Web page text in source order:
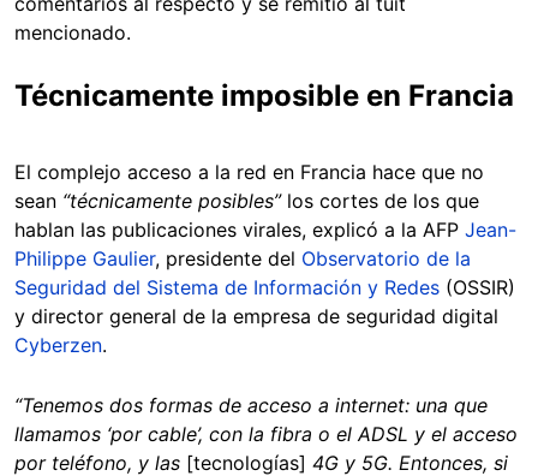
mencionado.
Técnicamente imposible en Francia
El complejo acceso a la red en Francia hace que no
sean “técnicamente posibles”los cortes de los que
hablan las publicaciones virales, explicó a la AFP Jean-
Philippe Gaulier, presidente del Observatorio de la
Seguridad del Sistema de Información y Redes (OSSIR)
y director general de la empresa de seguridad digital
Cyberzen.
“Tenemos dos formas de acceso a internet: una que
llamamos ‘por cable’, con la fibra o el ADSL y el acceso
por teléfono, y las [tecnologías] 4G y 5G. Entonces, si